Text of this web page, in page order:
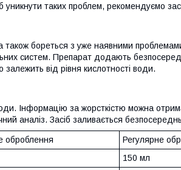
таких проблем, рекомендуємо
також бореться з уже наявними
систем. Препарат додають
від рівня кислотності води.
Інформацію за жорсткістю можна
аналіз. Засіб заливається
оброблення
Регулярне
150 мл